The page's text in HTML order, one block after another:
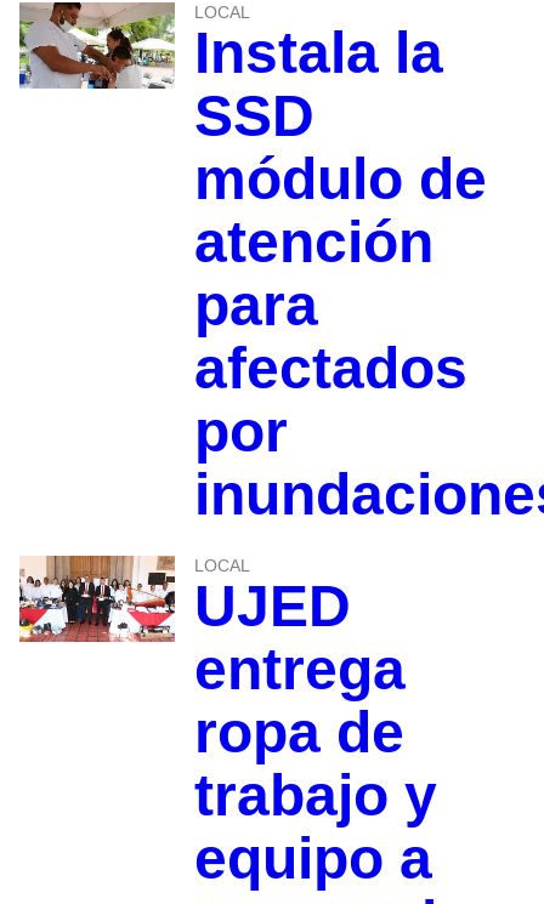
LOCAL
Instala la
SSD
módulo de
atención
para
afectados
por
LOCAL
UJED
entrega
ropa de
trabajo y
equipo a